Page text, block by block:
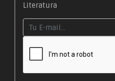
Literatura